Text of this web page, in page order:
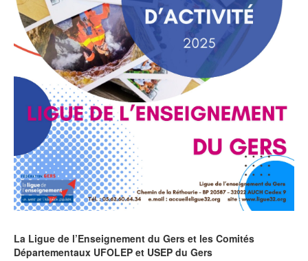
La Ligue de l’Enseignement du Gers et les Comités
Départementaux UFOLEP et USEP du Gers